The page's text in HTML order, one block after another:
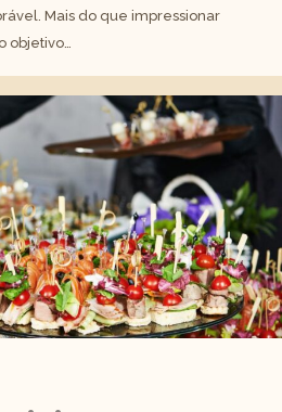
Mais do que impressionar
objetivo…